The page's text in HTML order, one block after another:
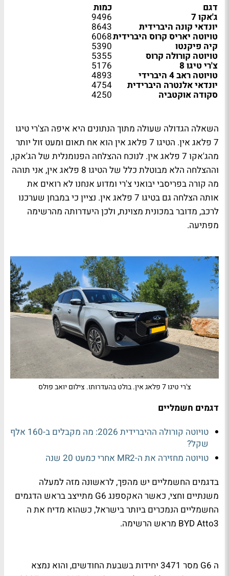
דגם
כמות
ג'אקו 7 9496
יונדאי קונה היברידית 8643
טויוטה יאריס קרוס היברידית6068
קיה פיקנטו 5390
טויוטה קורולה קרוס 5355
צ'רי טיגו 8 5176
טויוטה ראב 4 היברידי 4893
יונדאי אלנטרה היברידית 4754
סקודה אוקטביה 4250
השאלה הגדולה שעולה מתוך הנתונים היא איפה הצ'רי טיגו
7 פלאג אין. הטיגו 7 פלאג אין הוא אח תאום ומעט זול יותר
מהג'אקו 7 פלאג אין. לנוכח ההצלחה הפנומנלית של הג'אקו,
וההצלחה הלא מבוטלת כלל של הטיגו 8 פלאג אין, אני תוהה
מה קורה בפריסבי יבואני צ'רי ומדוע אנחנו לא רואים את
אותה הצלחה גם בטיגו 7 פלאג אין. נציין כי במבחן שערכנו
לרכב, מדובר במכונית מצוינת, ולכן היעדרותה מהרשימה
מפתיעה.
צ'רי טיגו 7 פלאג אין. בולט בהעדרותו. צילום יואב פולס
דגמים חשמליים
טויוטה קורולה ההיברידית 2026: מה מקבלים ב-160 אלף
שקל?
טויוטה מחזירה את ה-MR2 אחרי כמעט 20 שנה
בדגמים החשמליים יש מהפך, לראשונה מזה למעלה
משנתיים וחצי, כאשר האקספנג G6 מתייצב בראש הדגמים
החשמליים הנמכרים ביותר בישראל, כשהוא מדיח את ה
BYD Atto3 מראש הרשימה.
ה G6
מסר 3471 יחידות בשבעת החודשים, והוא נמצא